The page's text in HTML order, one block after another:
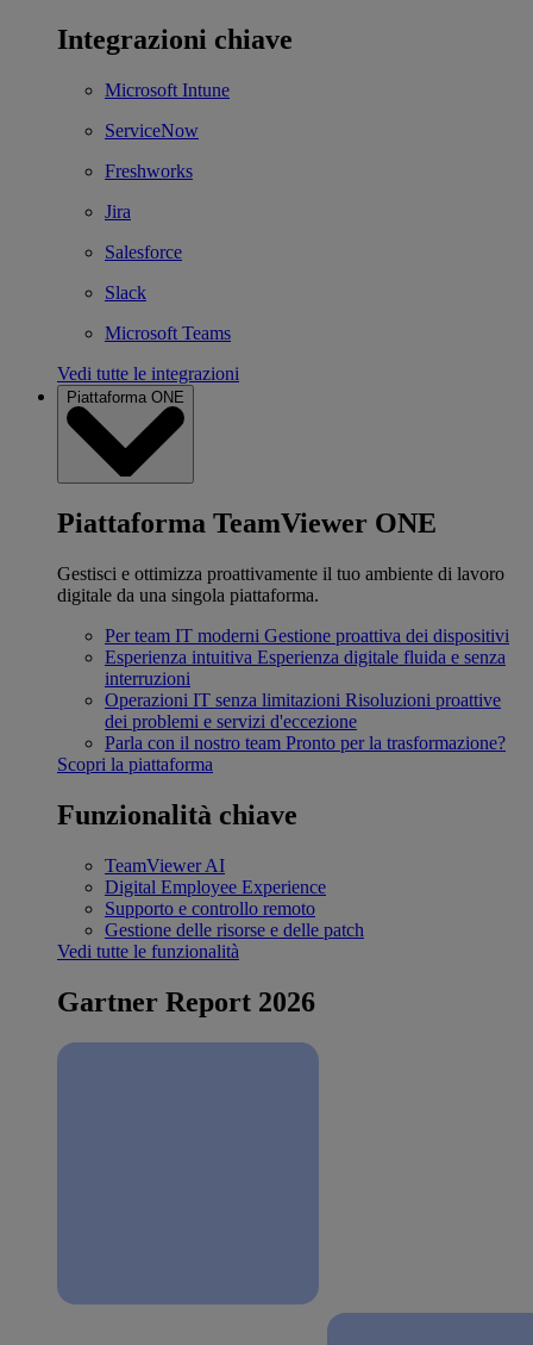
Integrazioni chiave
Microsoft Intune
ServiceNow
Freshworks
Jira
Salesforce
Slack
Microsoft Teams
Vedi tutte le integrazioni
Piattaforma ONE
Piattaforma TeamViewer ONE
Gestisci e ottimizza proattivamente il tuo ambiente di lavoro
digitale da una singola piattaforma.
Per team IT moderni Gestione proattiva dei dispositivi
Esperienza intuitiva Esperienza digitale fluida e senza
interruzioni
Operazioni IT senza limitazioni Risoluzioni proattive
dei problemi e servizi d'eccezione
Parla con il nostro team Pronto per la trasformazione?
Scopri la piattaforma
Funzionalità chiave
TeamViewer AI
Digital Employee Experience
Supporto e controllo remoto
Gestione delle risorse e delle patch
Vedi tutte le funzionalità
Gartner Report 2026